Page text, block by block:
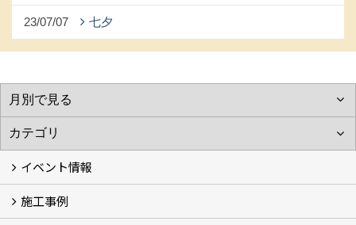
23/07/07 七夕
イベント情報
イベント予告
過去のイベント
施工事例